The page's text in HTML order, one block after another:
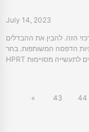
July 14, 2023
הזה. להבין את ההבדלים
הדפסה המשותפות. בחר
« 43 44